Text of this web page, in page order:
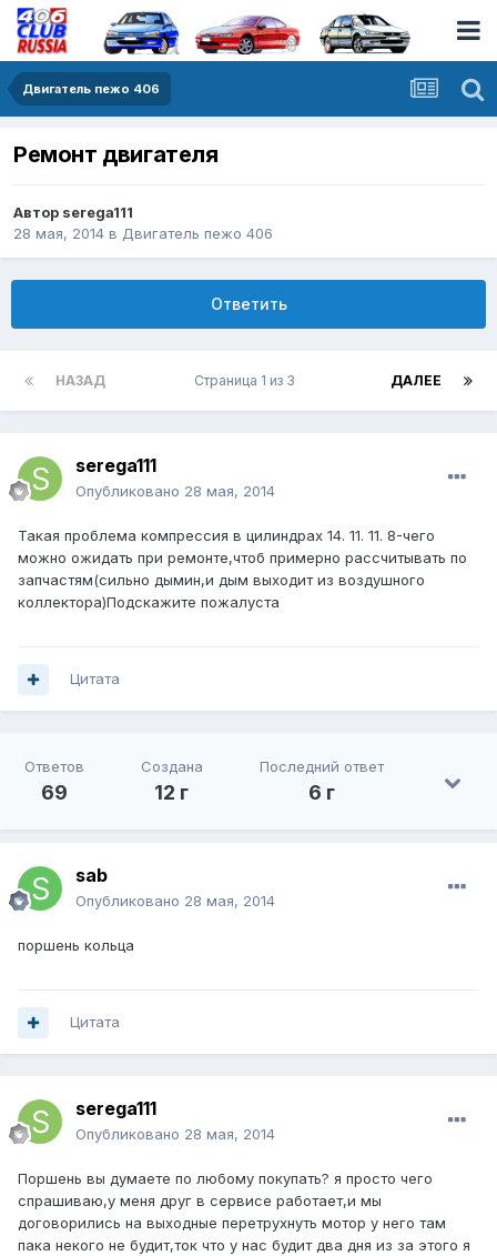
Двигатель пежо 406
Ремонт двигателя
Автор serega111
28 мая, 2014 в Двигатель пежо 406
Ответить
НАЗАД ДАЛЕЕ
Страница 1 из 3
serega111
Опубликовано 28 мая, 2014
Такая проблема компрессия в цилиндрах 14. 11. 11. 8-чего
можно ожидать при ремонте,чтоб примерно рассчитывать по
запчастям(сильно дымин,и дым выходит из воздушного
коллектора)Подскажите пожалуста
Цитата
Ответов
69
Создана
12 г
Последний ответ
6 г
sab
Опубликовано 28 мая, 2014
поршень кольца
Цитата
serega111
Опубликовано 28 мая, 2014
Поршень вы думаете по любому покупать? я просто чего
спрашиваю,у меня друг в сервисе работает,и мы
договорились на выходные перетрухнуть мотор у него там
пака некого не будит,ток что у нас будит два дня из за этого я